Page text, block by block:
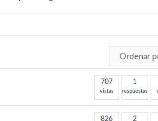
707
vistas
1
respuestas
826 2